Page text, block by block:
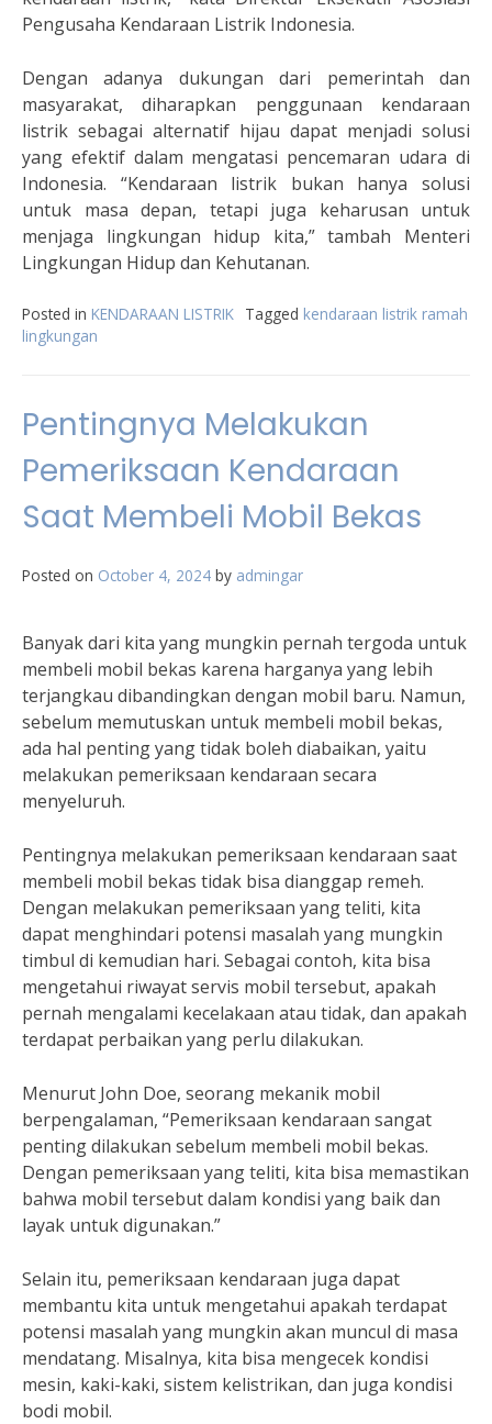
Pengusaha Kendaraan Listrik Indonesia.
Dengan adanya dukungan dari pemerintah dan
masyarakat, diharapkan penggunaan kendaraan
listrik sebagai alternatif hijau dapat menjadi solusi
yang efektif dalam mengatasi pencemaran udara di
Indonesia. “Kendaraan listrik bukan hanya solusi
untuk masa depan, tetapi juga keharusan untuk
menjaga lingkungan hidup kita,” tambah Menteri
Lingkungan Hidup dan Kehutanan.
Posted in KENDARAAN LISTRIK Tagged kendaraan listrik ramah
lingkungan
Pentingnya Melakukan
Pemeriksaan Kendaraan
Saat Membeli Mobil Bekas
Posted on October 4, 2024 by admingar
Banyak dari kita yang mungkin pernah tergoda untuk
membeli mobil bekas karena harganya yang lebih
terjangkau dibandingkan dengan mobil baru. Namun,
sebelum memutuskan untuk membeli mobil bekas,
ada hal penting yang tidak boleh diabaikan, yaitu
melakukan pemeriksaan kendaraan secara
menyeluruh.
Pentingnya melakukan pemeriksaan kendaraan saat
membeli mobil bekas tidak bisa dianggap remeh.
Dengan melakukan pemeriksaan yang teliti, kita
dapat menghindari potensi masalah yang mungkin
timbul di kemudian hari. Sebagai contoh, kita bisa
mengetahui riwayat servis mobil tersebut, apakah
pernah mengalami kecelakaan atau tidak, dan apakah
terdapat perbaikan yang perlu dilakukan.
Menurut John Doe, seorang mekanik mobil
berpengalaman, “Pemeriksaan kendaraan sangat
penting dilakukan sebelum membeli mobil bekas.
Dengan pemeriksaan yang teliti, kita bisa memastikan
bahwa mobil tersebut dalam kondisi yang baik dan
layak untuk digunakan.”
Selain itu, pemeriksaan kendaraan juga dapat
membantu kita untuk mengetahui apakah terdapat
potensi masalah yang mungkin akan muncul di masa
mendatang. Misalnya, kita bisa mengecek kondisi
mesin, kaki-kaki, sistem kelistrikan, dan juga kondisi
bodi mobil.